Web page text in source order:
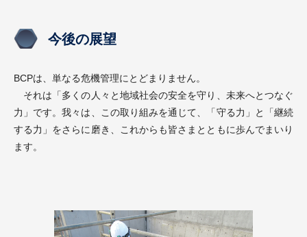
今後の展望
BCPは、単なる危機管理にとどまりません。
それは「多くの人々と地域社会の安全を守り、未来へとつなぐ
力」です。我々は、この取り組みを通じて、「守る力」と「継続
する力」をさらに磨き、これからも皆さまとともに歩んでまいり
ます。